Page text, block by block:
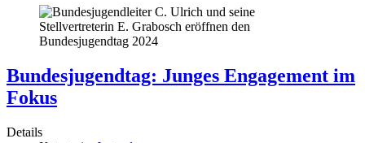
Bundesjugendtag: Junges Engagement im
Fokus
Details